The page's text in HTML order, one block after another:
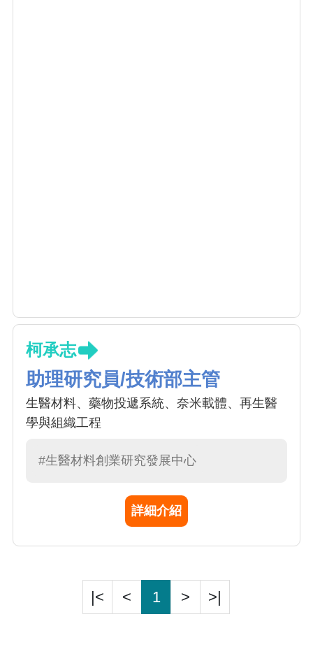
柯承志
助理研究員/技術部主管
生醫材料、藥物投遞系統、奈米載體、再生醫
學與組織工程
#生醫材料創業研究發展中心
詳細介紹
|< < 1 > >|